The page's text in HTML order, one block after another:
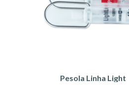
Pesola Linha Light